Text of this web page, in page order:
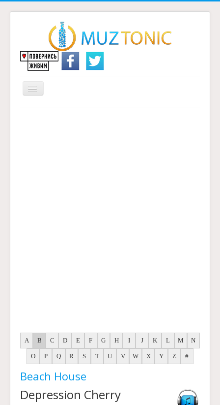
Перемикач
навігації
A B C D E F G H I J K L M N
O P Q R S T U V W X Y Z #
Beach House
Depression Cherry